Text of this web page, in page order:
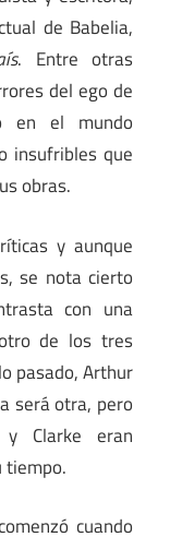
de Babelia,
. Entre otras
del ego de
en el mundo
insufribles que
obras.
y aunque
se nota cierto
con una
de los tres
pasado, Arthur
será otra, pero
y Clarke eran
tiempo.
cuando